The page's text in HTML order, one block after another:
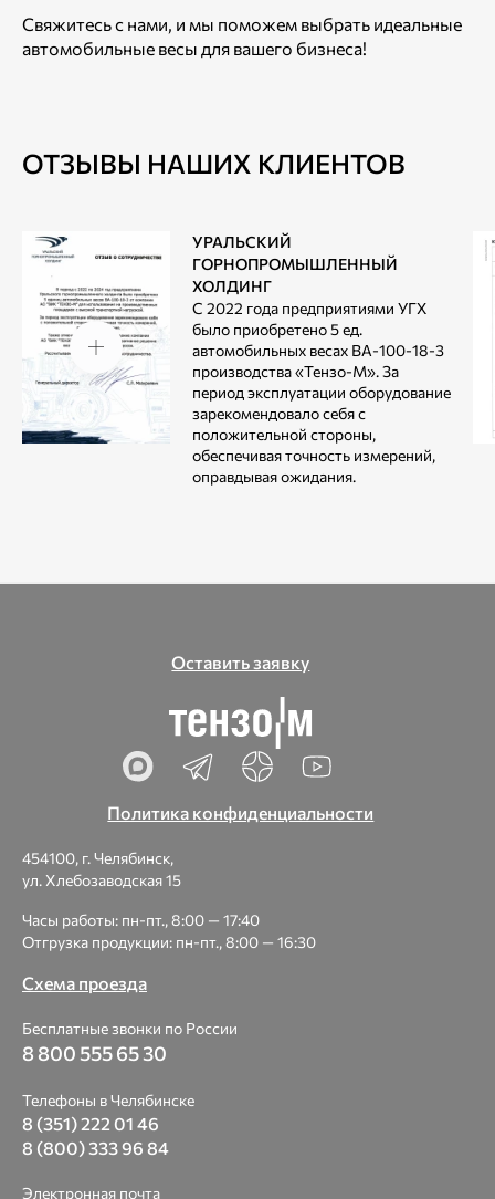
Свяжитесь с нами, и мы поможем выбрать идеальные
автомобильные весы для вашего бизнеса!
ОТЗЫВЫ НАШИХ КЛИЕНТОВ
УРАЛЬСКИЙ
ГОРНОПРОМЫШЛЕННЫЙ
ХОЛДИНГ
С 2022 года предприятиями УГХ
было приобретено 5 ед.
автомобильных весах ВА-100-18-3
производства «Тензо-М». За
период эксплуатации оборудование
зарекомендовало себя с
положительной стороны,
обеспечивая точность измерений,
оправдывая ожидания.
Оставить заявку
Политика конфиденциальности
454100, г. Челябинск,
ул. Хлебозаводская 15
Часы работы: пн-пт., 8:00 — 17:40
Отгрузка продукции: пн-пт., 8:00 — 16:30
Схема проезда
Бесплатные звонки по России
8 800 555 65 30
Телефоны в Челябинске
8 (351) 222 01 46
8 (800) 333 96 84
Электронная почта